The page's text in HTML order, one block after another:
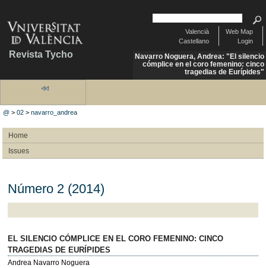
Revista Tycho
Web Map
Login
Valencià
Castellano
Navarro Noguera, Andrea: "El silencio
cómplice en el coro femenino: cinco
tragedias de Eurípides"
@ >02 >navarro_andrea
Home
Issues
Número 2 (2014)
EL SILENCIO CÓMPLICE EN EL CORO FEMENINO: CINCO
TRAGEDIAS DE EURÍPIDES
Andrea Navarro Noguera